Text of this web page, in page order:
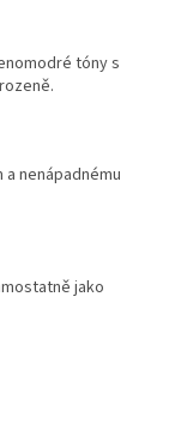
tóny s
nenápadnému
jako